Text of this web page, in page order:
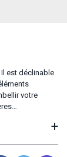
est déclinable
votre
+